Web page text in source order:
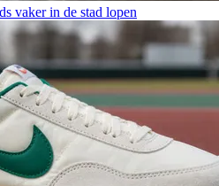
vaker in de stad lopen